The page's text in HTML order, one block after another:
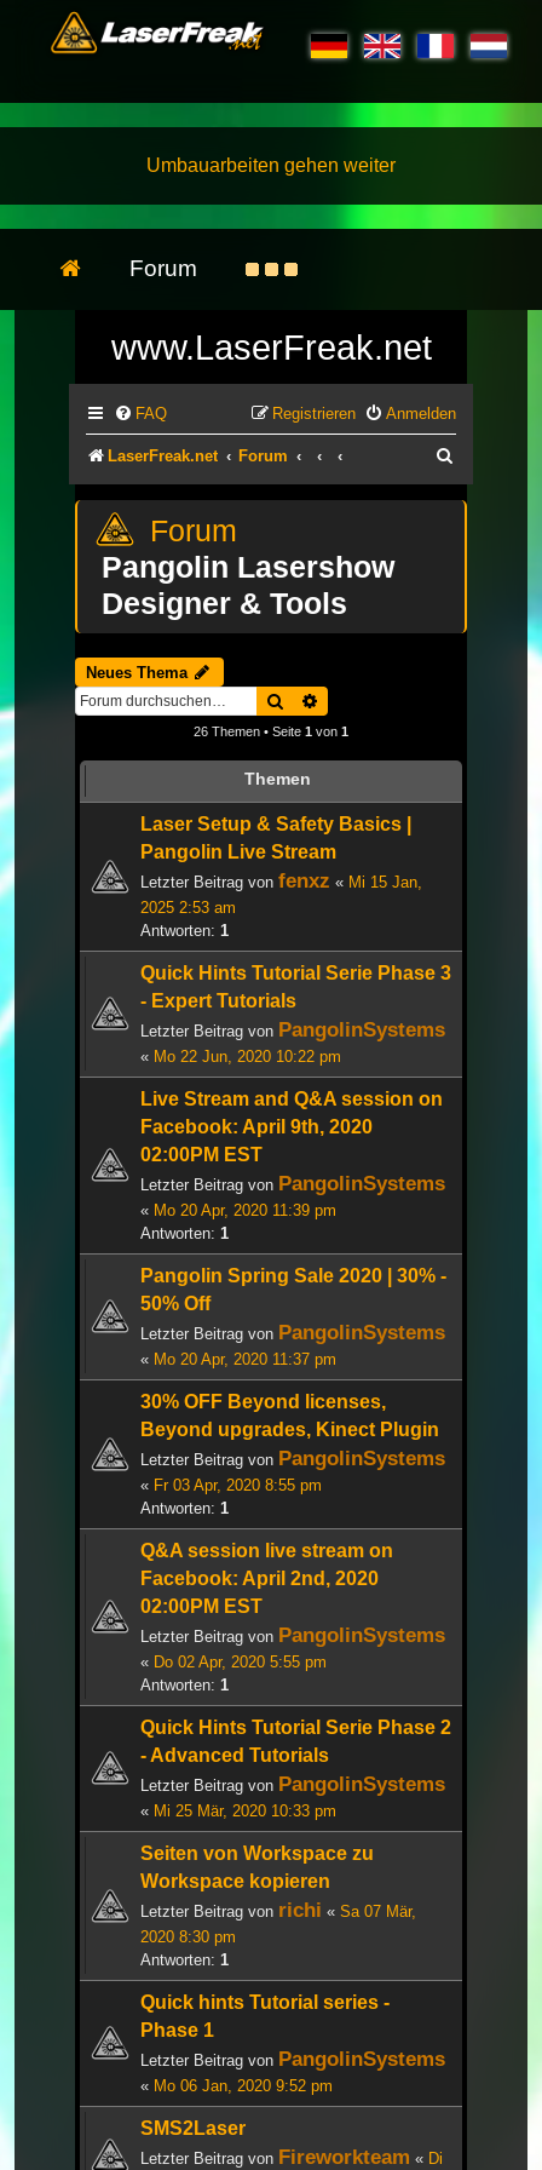
Umbauarbeiten gehen weiter
Forum
www.LaserFreak.net
FAQ Anmelden
Registrieren
LaserFreak.net Forum
Pangolin Lasershow
Designer & Tools
Neues Thema
Suche
26 Themen • Seite 1 von 1
Themen
Laser Setup & Safety Basics |
Pangolin Live Stream
Letzter Beitrag von fenxz « Mi 15 Jan,
2025 2:53 am
Antworten: 1
Quick Hints Tutorial Serie Phase 3
- Expert Tutorials
Letzter Beitrag von PangolinSystems
« Mo 22 Jun, 2020 10:22 pm
Live Stream and Q&A session on
Facebook: April 9th, 2020
02:00PM EST
Letzter Beitrag von PangolinSystems
« Mo 20 Apr, 2020 11:39 pm
Antworten: 1
Pangolin Spring Sale 2020 | 30% -
50% Off
Letzter Beitrag von PangolinSystems
« Mo 20 Apr, 2020 11:37 pm
30% OFF Beyond licenses,
Beyond upgrades, Kinect Plugin
Letzter Beitrag von PangolinSystems
« Fr 03 Apr, 2020 8:55 pm
Antworten: 1
Q&A session live stream on
Facebook: April 2nd, 2020
02:00PM EST
Letzter Beitrag von PangolinSystems
« Do 02 Apr, 2020 5:55 pm
Antworten: 1
Quick Hints Tutorial Serie Phase 2
- Advanced Tutorials
Letzter Beitrag von PangolinSystems
« Mi 25 Mär, 2020 10:33 pm
Seiten von Workspace zu
Workspace kopieren
Letzter Beitrag von richi « Sa 07 Mär,
2020 8:30 pm
Antworten: 1
Quick hints Tutorial series -
Phase 1
Letzter Beitrag von PangolinSystems
« Mo 06 Jan, 2020 9:52 pm
SMS2Laser
Letzter Beitrag von Fireworkteam « Di